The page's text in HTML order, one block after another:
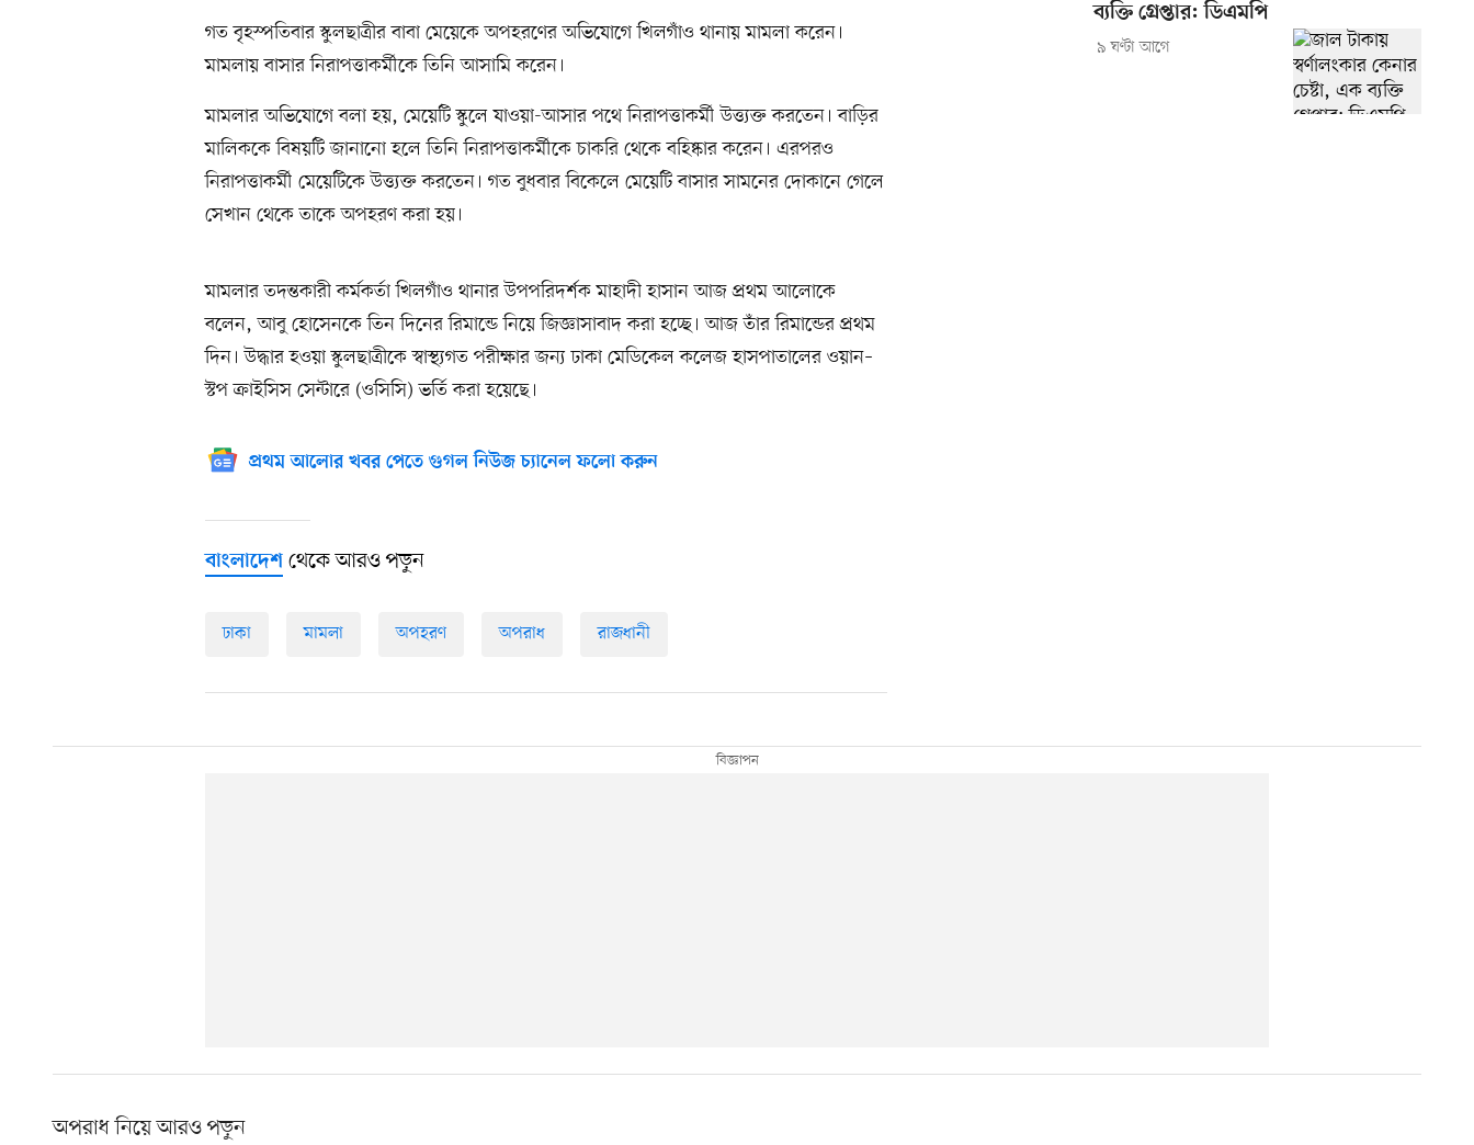
গত বৃহস্পতিবার স্কুলছাত্রীর বাবা মেয়েকে অপহরণের অভিযোগে খিলগাঁও থানায় মামলা করেন।
মামলায় বাসার নিরাপত্তাকর্মীকে তিনি আসামি করেন।
মামলার অভিযোগে বলা হয়, মেয়েটি স্কুলে যাওয়া-আসার পথে নিরাপত্তাকর্মী উত্ত্যক্ত করতেন। বাড়ির
মালিককে বিষয়টি জানানো হলে তিনি নিরাপত্তাকর্মীকে চাকরি থেকে বহিষ্কার করেন। এরপরও
নিরাপত্তাকর্মী মেয়েটিকে উত্ত্যক্ত করতেন। গত বুধবার বিকেলে মেয়েটি বাসার সামনের দোকানে গেলে
সেখান থেকে তাকে অপহরণ করা হয়।
মামলার তদন্তকারী কর্মকর্তা খিলগাঁও থানার উপপরিদর্শক মাহাদী হাসান আজ প্রথম আলোকে
বলেন, আবু হোসেনকে তিন দিনের রিমান্ডে নিয়ে জিজ্ঞাসাবাদ করা হচ্ছে। আজ তাঁর রিমান্ডের প্রথম
দিন। উদ্ধার হওয়া স্কুলছাত্রীকে স্বাস্থ্যগত পরীক্ষার জন্য ঢাকা মেডিকেল কলেজ হাসপাতালের ওয়ান–
স্টপ ক্রাইসিস সেন্টারে (ওসিসি) ভর্তি করা হয়েছে।
প্রথম আলোর খবর পেতে গুগল নিউজ চ্যানেল ফলো করুন
বাংলাদেশ থেকে আরও পড়ুন
ঢাকা মামলা অপহরণ অপরাধ রাজধানী
ব্যক্তি গ্রেপ্তার: ডিএমপি
৯ ঘণ্টা আগে
অপরাধ নিয়ে আরও পড়ুন